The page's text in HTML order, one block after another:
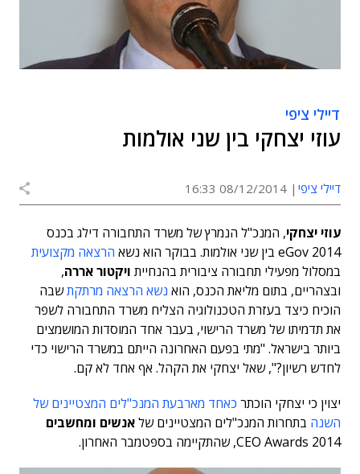
דיילי ציפי
עוזי יצחקי בין שני אולמות
דיילי ציפי 08/12/2014 16:33
עוזי יצחקי, המנכ"ל הנמרץ של משרד התחבורה דילג בכנס
eGov 2014 בין שני אולמות. בבוקר הוא נשא
הרצאה מקצועית
במסלול מפעילי תחבורה ציבורית בהנחיית ויקטור אררה,
ובצהריים, בתום מליאת הכנס, הוא נשא הרצאה מרתקתשבה
הוכיח כיצד בעזרת הטכנולוגיה הצליח משרד התחבורה לשפר
את תדמיתו של משרד הרישוי, בעבר אחד המוסדות המושמצים
ביותר בישראל. "מתי בפעם האחרונה הייתם במשרד הרישוי כדי
לחדש רשיון?", שאל יצחקי את הקהל. אף אחד לא קם.
יצוין כי יצחקי הוכתר כאחד מארבעת המנכ"לים המצטיינים של
השנה בתחרות המנכ"לים המצטיינים שלאנשים ומחשבים
CEO Awards 2014, שהתקיימה בספטמבר האחרון.